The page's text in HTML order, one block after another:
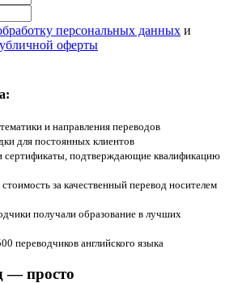
персональных данных и
оферты
и направления переводов
для постоянных клиентов
сертификаты, подтверждающие квалификацию
за качественный перевод носителем
получали образование в лучших
переводчиков английского языка
— просто